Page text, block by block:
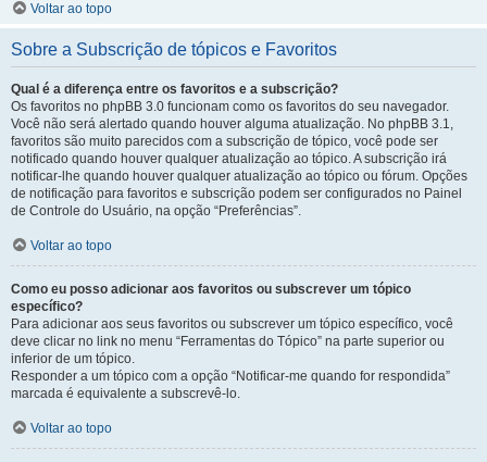
Voltar ao topo
Sobre a Subscrição de tópicos e Favoritos
Qual é a diferença entre os favoritos e a subscrição?
Os favoritos no phpBB 3.0 funcionam como os favoritos do seu navegador.
Você não será alertado quando houver alguma atualização. No phpBB 3.1,
favoritos são muito parecidos com a subscrição de tópico, você pode ser
notificado quando houver qualquer atualização ao tópico. A subscrição irá
notificar-lhe quando houver qualquer atualização ao tópico ou fórum. Opções
de notificação para favoritos e subscrição podem ser configurados no Painel
de Controle do Usuário, na opção “Preferências”.
Voltar ao topo
Como eu posso adicionar aos favoritos ou subscrever um tópico
específico?
Para adicionar aos seus favoritos ou subscrever um tópico específico, você
deve clicar no link no menu “Ferramentas do Tópico” na parte superior ou
inferior de um tópico.
Responder a um tópico com a opção “Notificar-me quando for respondida”
marcada é equivalente a subscrevê-lo.
Voltar ao topo